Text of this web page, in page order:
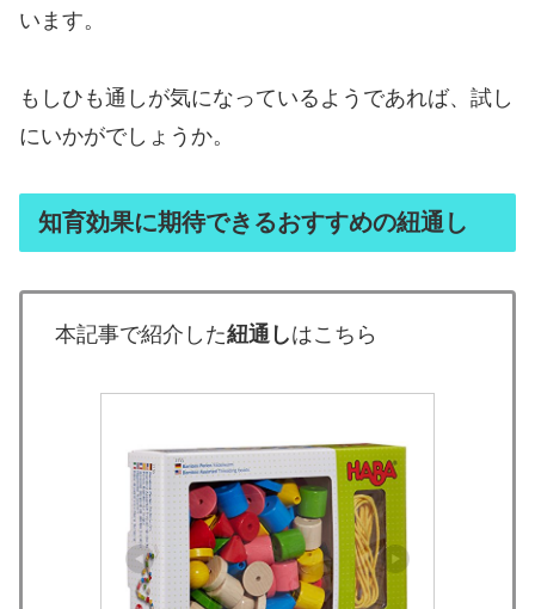
います。
もしひも通しが気になっているようであれば、試し
にいかがでしょうか。
知育効果に期待できるおすすめの紐通し
本記事で紹介した紐通しはこちら